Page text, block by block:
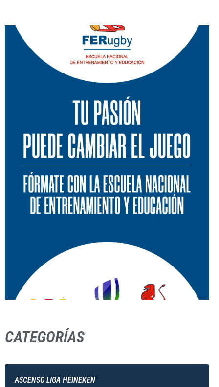
CATEGORÍAS
ASCENSO LIGA HEINEKEN